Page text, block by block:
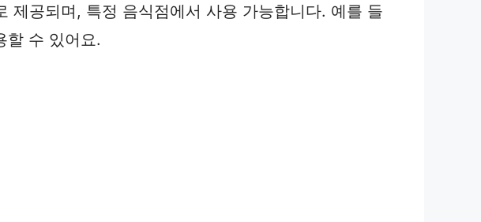
제공되며, 특정 음식점에서 사용 가능합니다. 예를 들
할 수 있어요.